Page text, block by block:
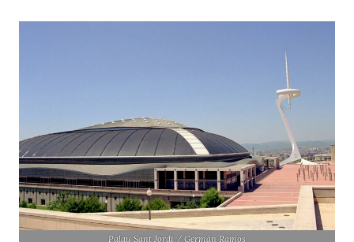
Palau Sant Jordi / Germán Ramos